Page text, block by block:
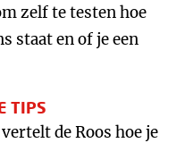
zelf te testen hoe
staat en of je een
TIPS
de Roos hoe je